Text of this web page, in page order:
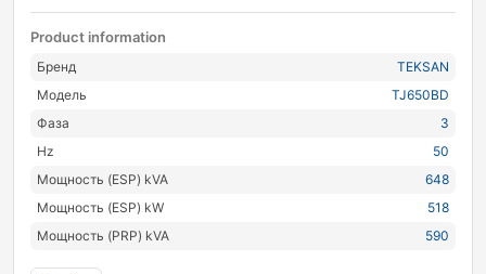
Product information
Бренд
TEKSAN
Модель
TJ650BD
Фаза
3
Hz
50
Мощность (ESP) kVA
648
Мощность (ESP) kW
518
Мощность (PRP) kVA
590